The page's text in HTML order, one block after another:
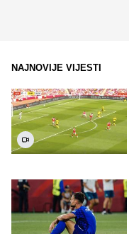
NAJNOVIJE VIJESTI